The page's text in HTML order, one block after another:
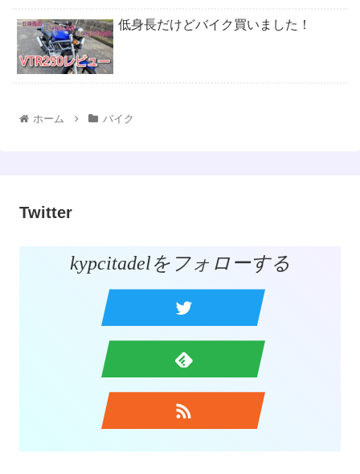
低身長だけどバイク買いました！
ホーム バイク
Twitter
kypcitadelをフォローする